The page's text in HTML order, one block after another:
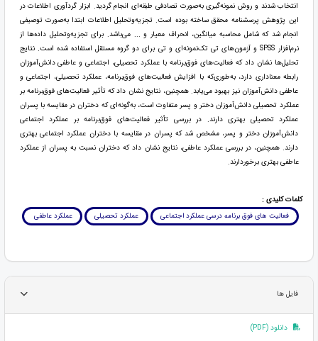
انتخاب شدند و روش نمونه‌گیری به‌صورت تصادفی طبقه‌ای انجام گردید. ابزار گردآوری اطلاعات در
این پژوهش پرسشنامه محقق ساخته بوده است. تجزیه‌وتحلیل اطلاعات ابتدا به‌صورت توصیفی
انجام شد که شامل محاسبه میانگین، انحراف معیار و ... می‌باشد. برای تجزیه‌وتحلیل داده‌ها از
نرم‌افزار SPSS و آزمون‌های تی تک‌نمونه‌ای و تی برای دو گروه مستقل استفاده شده است. نتایج
تحلیل‌ها نشان داد که فعالیت‌های فوق‌برنامه با عملکرد تحصیلی، اجتماعی و عاطفی دانش‌آموزان
رابطه معناداری دارد، به‌طوری‌که با افزایش فعالیت‌های فوق‌برنامه، عملکرد تحصیلی، اجتماعی و
عاطفی دانش‌آموزان نیز بهبود می‌یابد. همچنین، نتایج نشان داد که تأثیر فعالیت‌های فوق‌برنامه بر
عملکرد تحصیلی دانش‌آموزان دختر و پسر متفاوت است، به‌گونه‌ای که دختران در مقایسه با پسران
عملکرد تحصیلی بهتری دارند. در بررسی تأثیر فعالیت‌های فوق‌برنامه بر عملکرد اجتماعی
دانش‌آموزان دختر و پسر، مشخص شد که پسران در مقایسه با دختران عملکرد اجتماعی بهتری
دارند. همچنین، در بررسی عملکرد عاطفی، نتایج نشان داد که دختران نسبت به پسران از عملکرد
عاطفی بهتری برخوردارند.
کلمات کلیدی :
فعالیت های فوق برنامه درسی عملکرد اجتماعی
عملکرد تحصیلی عملکرد عاطفی ‏
فایل ها
دانلود (PDF)